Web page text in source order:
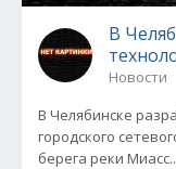
В
Новости
В Челябинске
городского
берега реки